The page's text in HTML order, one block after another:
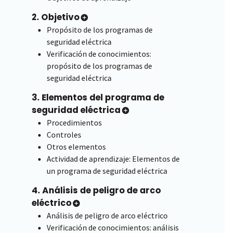
2. Objetivo
Propósito de los programas de
seguridad eléctrica
Verificación de conocimientos:
propósito de los programas de
seguridad eléctrica
3. Elementos del programa de
seguridad eléctrica
Procedimientos
Controles
Otros elementos
Actividad de aprendizaje: Elementos de
un programa de seguridad eléctrica
4. Análisis de peligro de arco
eléctrico
Análisis de peligro de arco eléctrico
Verificación de conocimientos: análisis